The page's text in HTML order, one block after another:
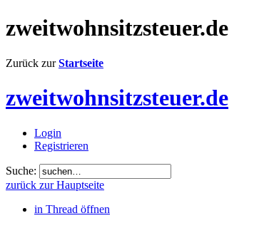
zweitwohnsitzsteuer.de
Zurück zurStartseite
zweitwohnsitzsteuer.de
Login
Registrieren
Suche:
zurück zur Hauptseite
in Thread öffnen